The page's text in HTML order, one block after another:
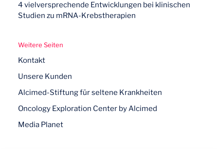
4 vielversprechende Entwicklungen bei klinischen
Studien zu mRNA-Krebstherapien
Weitere Seiten
Kontakt
Unsere Kunden
Alcimed-Stiftung für seltene Krankheiten
Oncology Exploration Center by Alcimed
Media Planet